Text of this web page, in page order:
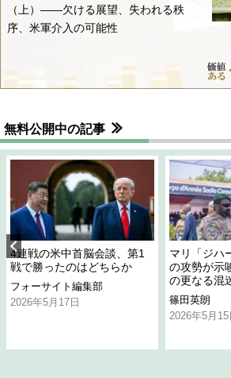
（上）――欠ける展望、失われる秩
序、米軍介入の可能性
無料公開中の記事
4連戦の米中首脳会談、第1
戦で勝ったのはどちらか
フォーサイト編集部
2026年5月17日
マリ「ジハ
の攻勢が示
の更なる混
篠田英朗
2026年5月15